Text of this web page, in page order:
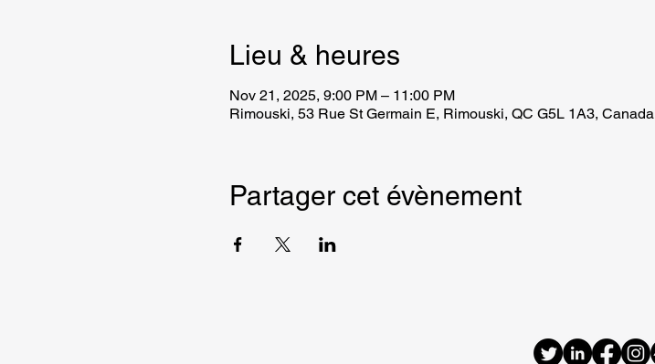
Lieu & heures
Nov 21, 2025, 9:00 PM – 11:00 PM
Rimouski, 53 Rue St Germain E, Rimouski, QC G5L 1A3, Canada
Partager cet évènement